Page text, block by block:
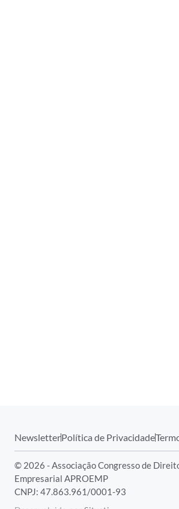
NewsletterPolítica de Privacidade
© 2026 - Associação Congresso de
Empresarial APROEMP
CNPJ: 47.863.961/0001-93